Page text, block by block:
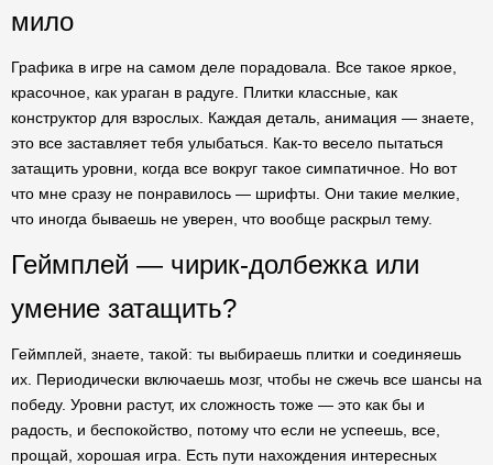
мило
Графика в игре на самом деле порадовала. Все такое яркое,
красочное, как ураган в радуге. Плитки классные, как
конструктор для взрослых. Каждая деталь, анимация — знаете,
это все заставляет тебя улыбаться. Как-то весело пытаться
затащить уровни, когда все вокруг такое симпатичное. Но вот
что мне сразу не понравилось — шрифты. Они такие мелкие,
что иногда бываешь не уверен, что вообще раскрыл тему.
Геймплей — чирик-долбежка или
умение затащить?
Геймплей, знаете, такой: ты выбираешь плитки и соединяешь
их. Периодически включаешь мозг, чтобы не сжечь все шансы на
победу. Уровни растут, их сложность тоже — это как бы и
радость, и беспокойство, потому что если не успеешь, все,
прощай, хорошая игра. Есть пути нахождения интересных